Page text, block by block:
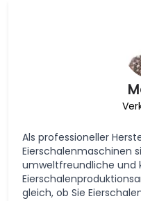
Als professioneller
Eierschalenmaschinen
umweltfreundliche und
gleich, ob Sie